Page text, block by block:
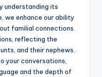
understanding its
we enhance our ability
familial connections.
reflecting the
and their nephews.
your conversations,
and the depth of